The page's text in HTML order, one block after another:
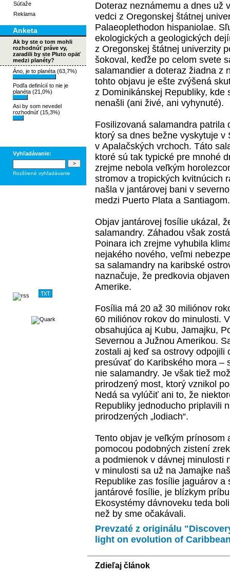
Súťaže
Reklama
Anketa
Ak by ste o tom mohli
rozhodnúť práve vy,
zaradili by ste Pluto opäť
medzi planéty?
Áno, je to planéta (63,7%)
Podľa definícií to nie je
planéta (21,0%)
Asi by som nevedel
rozhodnúť (15,3%)
Vyhľadávanie:
Rozšírené vyhľadávanie
Doteraz neznámemu a dnes už
vedci z Oregonskej štátnej
Palaeoplethodon hispaniolae.
ekologických a geologických
z Oregonskej štátnej univerzity
šokoval, keďže po celom svete
salamandier a doteraz žiadna z
tohto objavu je ešte zvýšená
z Dominikánskej Republiky, kde
nenašli (ani živé, ani vyhynuté).
Fosilizovaná salamandra
ktorý sa dnes bežne vyskytuje v
v Apalačských vrchoch. Táto
ktoré sú tak typické pre mnohé
zrejme nebola veľkým
stromov a tropických kvitnúcich
našla v jantárovej bani v
medzi Puerto Plata a Santiagom.
Objav jantárovej fosílie ukázal,
salamandry. Záhadou však
Poinara ich zrejme vyhubila
nejakého nového, veľmi
sa salamandry na karibské
naznačuje, že predkovia
Amerike.
Fosília má 20 až 30 miliónov
60 miliónov rokov do minulosti.
obsahujúca aj Kubu, Jamajku,
Severnou a Južnou Amerikou.
zostali aj keď sa ostrovy odpojili
presúvať do Karibského mora –
nie salamandry. Je však tiež
prirodzený most, ktorý vznikol
Nedá sa vylúčiť ani to, že
Republiky jednoducho priplavili
prirodzených „lodiach“.
Tento objav je veľkým prínosom
pomocou podobných zistení
a podmienok v dávnej minulosti
v minulosti sa už na Jamajke
Republike zas fosílie jaguárov
jantárové fosílie, je blízkym
Ekosystémy dávnoveku teda
než by sme očakávali.
Prevzaté z originálu
light on evolution of
Zdieľaj článok